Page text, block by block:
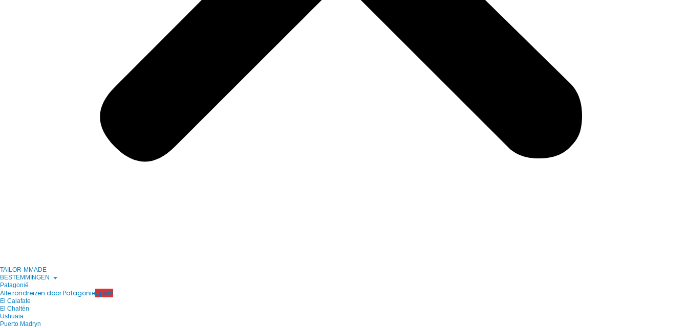
TAILOR-MMADE
BESTEMMINGEN
Patagonië
Alle rondreizen door PatagoniëOpen!
El Calafate
El Chaltén
Ushuaia
Puerto Madryn